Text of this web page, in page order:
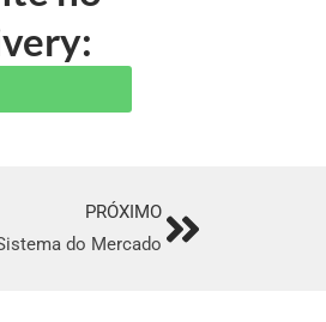
PRÓXIMO
do Mercado Next